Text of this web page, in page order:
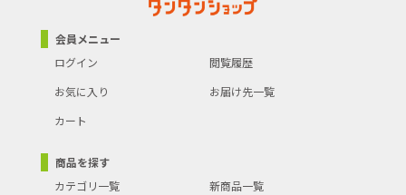
会員メニュー
ログイン
閲覧履歴
お気に入り
お届け先一覧
カート
商品を探す
カテゴリ一覧
新商品一覧